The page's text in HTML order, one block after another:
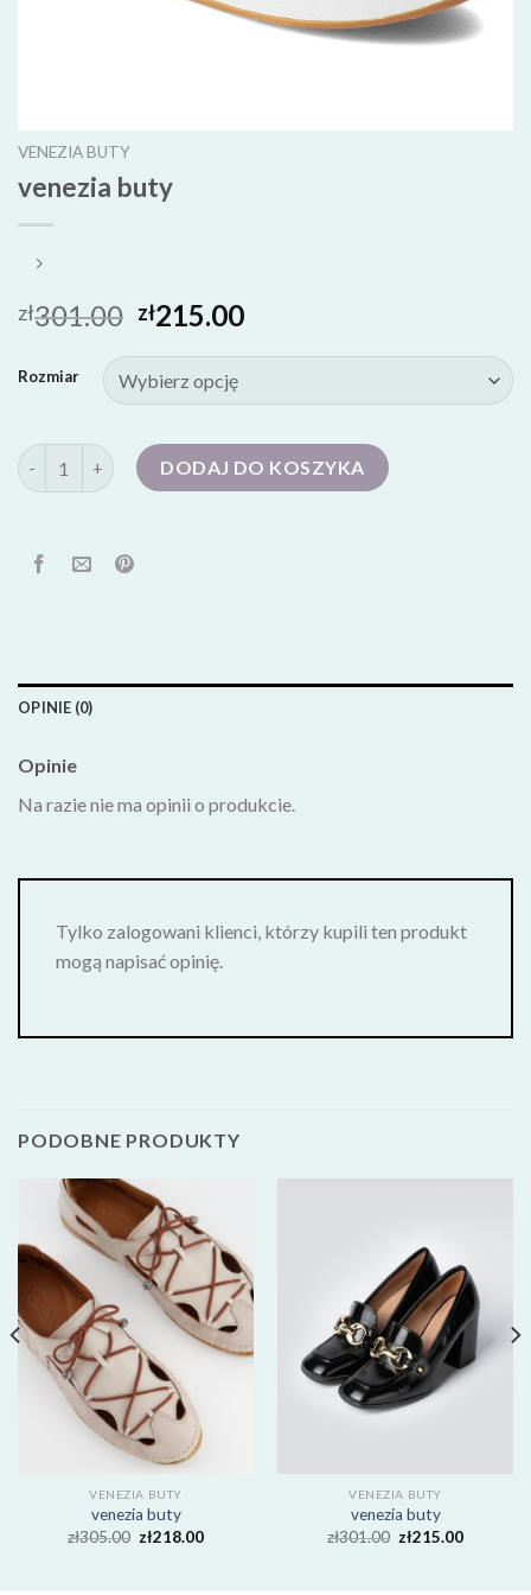
VENEZIA BUTY
venezia buty
zł301.00 zł215.00
Rozmiar
ilość venezia buty DODAJ DO KOSZYKA
OPINIE (0)
Opinie
Na razie nie ma opinii o produkcie.
Tylko zalogowani klienci, którzy kupili ten produkt
mogą napisać opinię.
PODOBNE PRODUKTY
VENEZIA BUTY
venezia buty
zł305.00 zł218.00
VENEZIA BUTY
venezia buty
zł301.00 zł215.00